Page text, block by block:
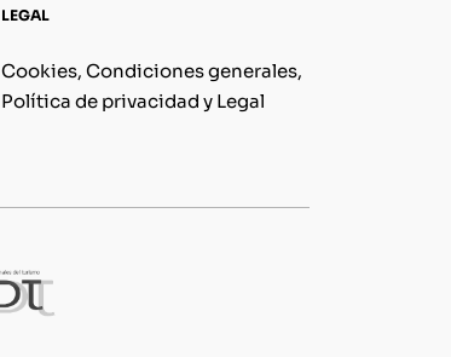
LEGAL
Cookies, Condiciones generales,
Política de privacidad y Legal